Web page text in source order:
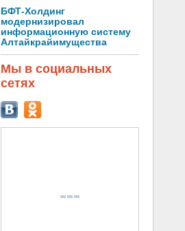
БФТ-Холдинг
модернизировал
информационную систему
Алтайкрайимущества
Мы в социальных
сетях